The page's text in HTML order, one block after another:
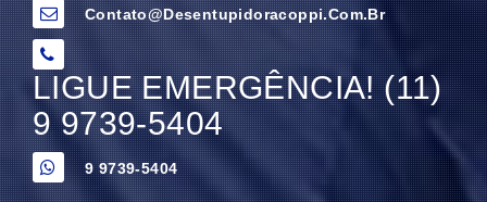
Contato@desentupidoracoppi.com.br
LIGUE EMERGÊNCIA! (11)
9 9739-5404
9 9739-5404